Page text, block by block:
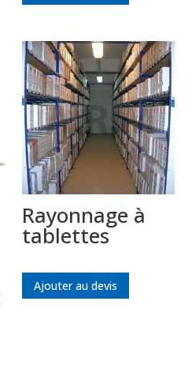
Rayonnage à
tablettes
Ajouter au devis